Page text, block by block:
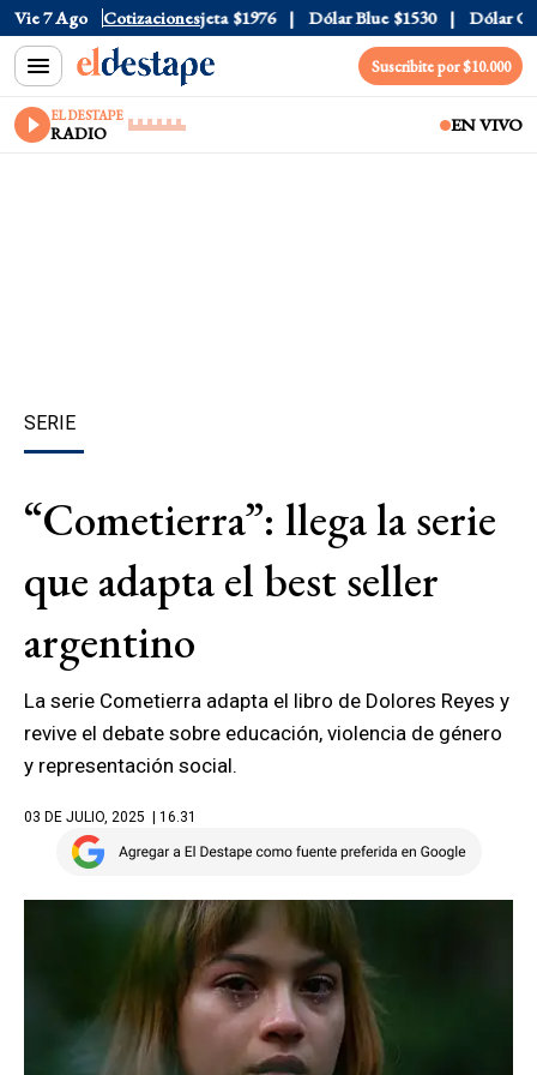
Vie 7 Ago Cotizaciones
$1520 Dólar Tarjeta $1976 Dólar Blue $1530 Dólar CCL
Suscribite por $10.000
EL DESTAPE
RADIO EN VIVO
SERIE
“Cometierra”: llega la serie
que adapta el best seller
argentino
La serie Cometierra adapta el libro de Dolores Reyes y
revive el debate sobre educación, violencia de género
y representación social.
03 DE JULIO, 2025 | 16.31